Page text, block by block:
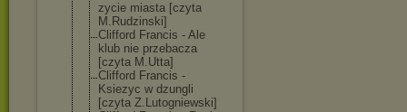
zycie miasta [czyta
M.Rudzinski]
Clifford Francis - Ale
klub nie przebacza
[czyta M.Utta]
Clifford Francis -
Ksiezyc w dzungli
[czyta Z.Lutogniewski]